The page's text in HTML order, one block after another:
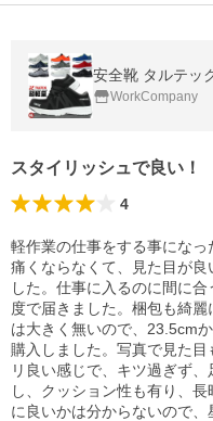
安全靴 タルテッ
WorkCompany
スタイリッシュで良い！
4
軽作業の仕事をする事にな
痛くならなくて、見た目が
した。仕事に入るのに間に
度で届きました。梱包も綺
は大きく無いので、23.5cm
購入しました。写真で見た
リ良い感じで、キツ過ぎず
し、クッション性も有り、
に良いかは分からないので